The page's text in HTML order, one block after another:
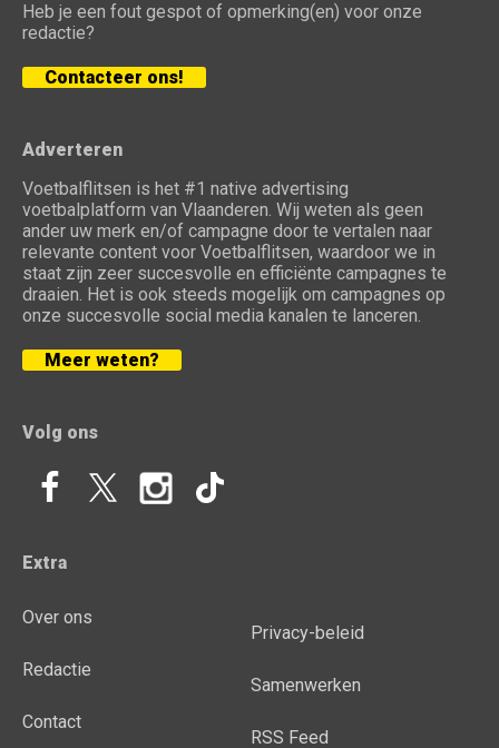
Heb je een fout gespot of opmerking(en) voor onze
redactie?
Contacteer ons!
Adverteren
Voetbalflitsen is het #1 native advertising
voetbalplatform van Vlaanderen. Wij weten als geen
ander uw merk en/of campagne door te vertalen naar
relevante content voor Voetbalflitsen, waardoor we in
staat zijn zeer succesvolle en efficiënte campagnes te
draaien. Het is ook steeds mogelijk om campagnes op
onze succesvolle social media kanalen te lanceren.
Meer weten?
Volg ons
Extra
Over ons
Redactie
Contact
Privacy-beleid
Samenwerken
RSS Feed